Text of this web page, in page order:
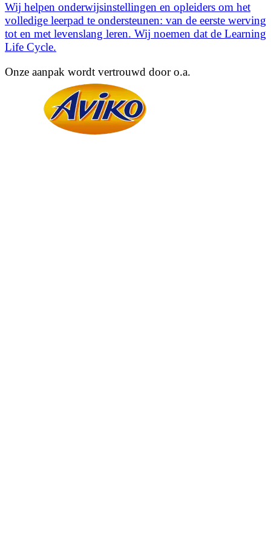
Wij helpen onderwijsinstellingen en opleiders om het
volledige leerpad te ondersteunen: van de eerste werving
tot en met levenslang leren. Wij noemen dat de Learning
Life Cycle.
Onze aanpak wordt vertrouwd door o.a.